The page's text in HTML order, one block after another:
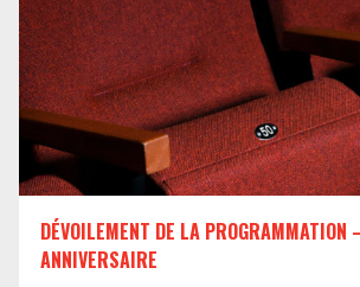
DÉVOILEMENT DE LA PROGRAMMATION
ANNIVERSAIRE